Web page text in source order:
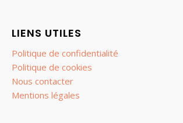
LIENS UTILES
Politique de confidentialité
Politique de cookies
Nous contacter
Mentions légales